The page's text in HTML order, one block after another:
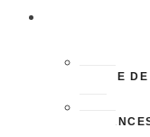
BAGUE